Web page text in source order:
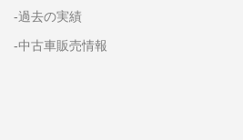
-過去の実績
-中古車販売情報